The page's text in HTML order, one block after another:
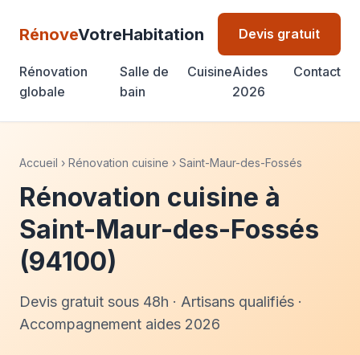
RénoveVotreHabitation
Rénovation
globale
Salle de
bain
CuisineAides
2026
Contact
Devis gratuit
Accueil › Rénovation cuisine › Saint-Maur-des-Fossés
Rénovation cuisine à
Saint-Maur-des-Fossés
(94100)
Devis gratuit sous 48h · Artisans qualifiés ·
Accompagnement aides 2026